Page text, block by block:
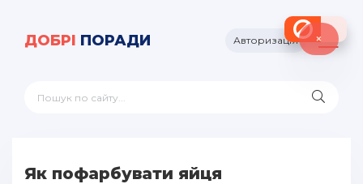
ДОБРІ ПОРАДИ Авторизація
Як пофарбувати яйця
×